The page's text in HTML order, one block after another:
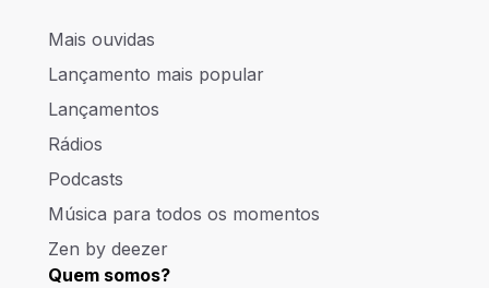
Mais ouvidas
Lançamento mais popular
Lançamentos
Rádios
Podcasts
Música para todos os momentos
Zen by deezer
Quem somos?